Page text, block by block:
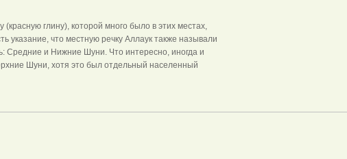
глину), которой много было в этих местах,
указание, что местную речку Аллаук также называли
Средние и Нижние Шуни. Что интересно, иногда и
Шуни, хотя это был отдельный населенный